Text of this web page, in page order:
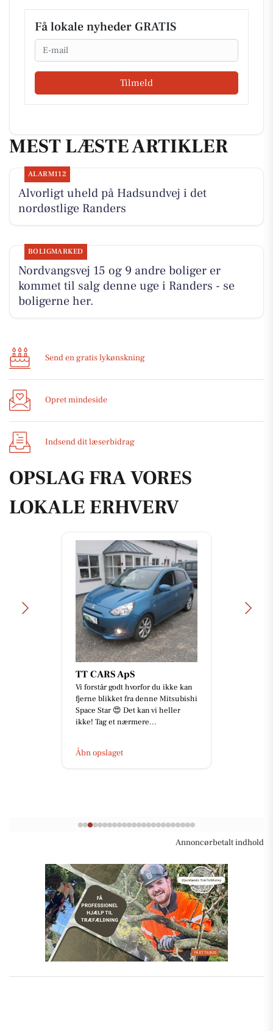
Få lokale nyheder GRATIS
Email
Tilmeld
MEST LÆSTE ARTIKLER
ALARM112
Alvorligt uheld på Hadsundvej i det
nordøstlige Randers
BOLIGMARKED
Nordvangsvej 15 og 9 andre boliger er
kommet til salg denne uge i Randers - se
boligerne her.
Send en gratis lykønskning
Opret mindeside
Indsend dit læserbidrag
OPSLAG FRA VORES
LOKALE ERHVERV
TT CARS ApS
Vi forstår godt hvorfor du ikke kan
fjerne blikket fra denne Mitsubishi
Space Star 😍 Det kan vi heller
ikke! Tag et nærmere...
Åbn opslaget
Annoncørbetalt indhold